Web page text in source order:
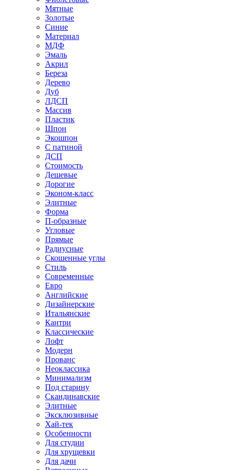
Мятные
Золотые
Синие
Материал
МДФ
Эмаль
Акрил
Береза
Дерево
Дуб
ЛДСП
Массив
Пластик
Шпон
Экошпон
С патиной
ДСП
Стоимость
Дешевые
Дорогие
Эконом-класс
Элитные
Форма
П-образные
Угловые
Прямые
Радиусные
Скошенные углы
Стиль
Современные
Евро
Английские
Дизайнерские
Итальянские
Кантри
Классические
Лофт
Модерн
Прованс
Неоклассика
Минимализм
Под старину
Скандинавские
Элитные
Эксклюзивные
Хай-тек
Особенности
Для студии
Для хрущевки
Для дачи